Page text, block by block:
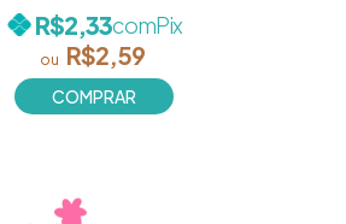
Estampa "Have Faith" em
AMARELO Ref. BM42
R$2,59
R$2,33comPix